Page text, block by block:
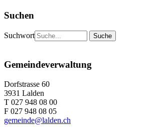
Suchen
Suchwort
Gemeindeverwaltung
Dorfstrasse 60
3931 Lalden
T 027 948 08 00
F 027 948 08 05
gemeinde@lalden.ch